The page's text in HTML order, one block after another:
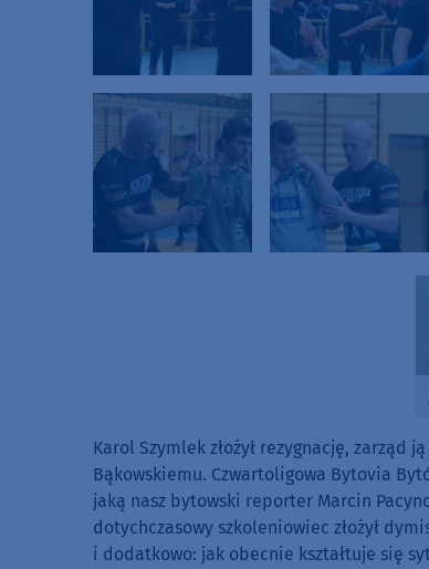
Karol Szymlek złożył rezygnację, zarząd
Bąkowskiemu. Czwartoligowa Bytovia
jaką nasz bytowski reporter Marcin
dotychczasowy szkoleniowiec złożył
i dodatkowo: jak obecnie kształtuje się